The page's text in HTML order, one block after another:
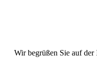
Wir begrüßen Sie auf